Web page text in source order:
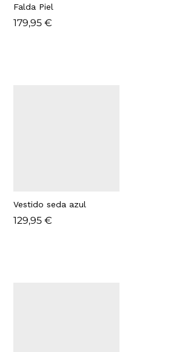
Falda Piel
179,95 €
179,95 €
Vestido seda azul
129,95 €
129,95 €